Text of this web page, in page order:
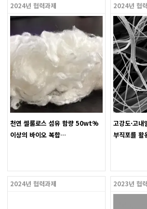
2024년 협력과제
천연 셀룰로스 섬유 함량 50wt%
이상의 바이오 복합…
2024년 협
고강도·고
부직포를
2024년 협력과제 2023년 협